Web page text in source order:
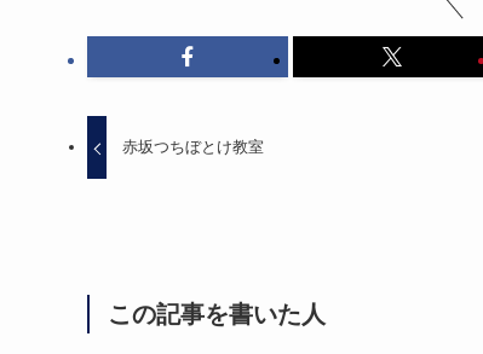
赤坂つちぼとけ教室
この記事を書いた人